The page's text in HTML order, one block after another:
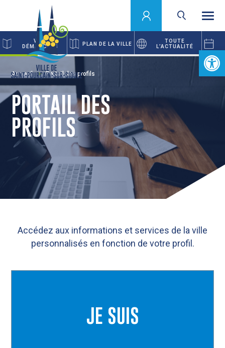
Ouvrir
VOS
DÉMARCHES
PLAN DE LA VILLE
TOUTE
L’ACTUALITÉ
Accueil Portail des profils
PORTAIL DES
PROFILS
Accédez aux informations et services de la ville
personnalisés en fonction de votre profil.
JE SUIS